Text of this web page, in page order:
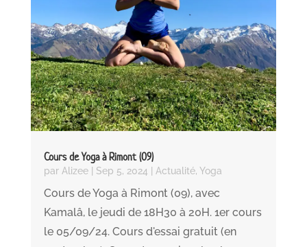
Cours de Yoga à Rimont (09)
par Alizee| Sep 5, 2024 Actualité, Yoga
Cours de Yoga à Rimont (09), avec
Kamalâ, le jeudi de 18H30 à 20H. 1er cours
le 05/09/24. Cours d'essai gratuit (en